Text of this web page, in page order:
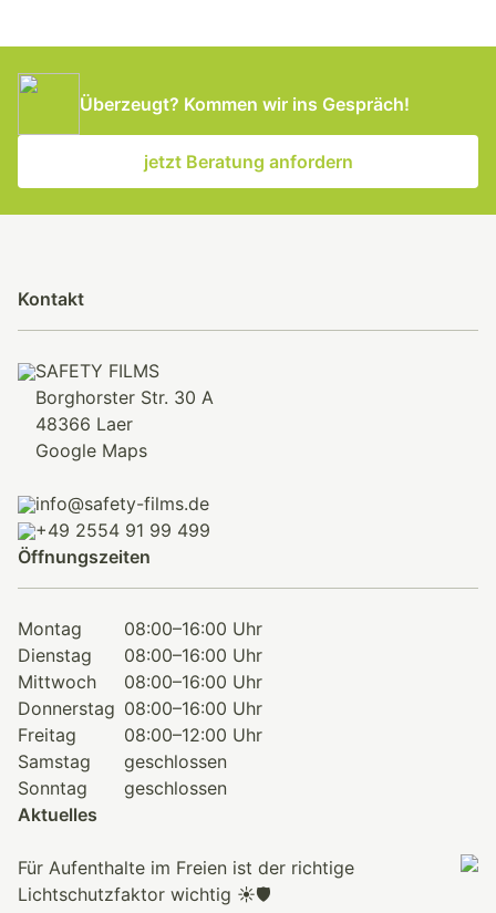
Überzeugt? Kommen wir ins Gespräch!
jetzt Beratung anfordern
Kontakt
SAFETY FILMS
Borghorster Str. 30 A
48366 Laer
Google Maps
info@safety-films.de
+49 2554 91 99 499
Öffnungszeiten
Montag
08:00–16:00 Uhr
Dienstag
08:00–16:00 Uhr
Mittwoch
08:00–16:00 Uhr
Donnerstag 08:00–16:00 Uhr
Freitag
08:00–12:00 Uhr
Samstag
geschlossen
Sonntag
geschlossen
Aktuelles
Für Aufenthalte im Freien ist der richtige
Lichtschutzfaktor wichtig ☀️🛡️